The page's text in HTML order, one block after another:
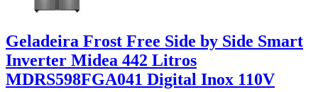
Geladeira Frost Free Side by Side Smart
Inverter Midea 442 Litros
MDRS598FGA041 Digital Inox 110V